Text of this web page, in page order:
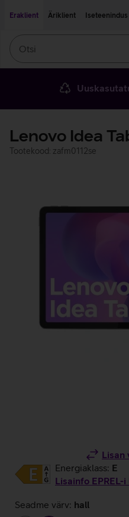
Eraklient
Äriklient Iseteenindus
Lenovo Idea
Tootekood: zafm0112se
Lisan
Energiaklass: E
Lisainfo EPREL-i
Seadme värv: hall